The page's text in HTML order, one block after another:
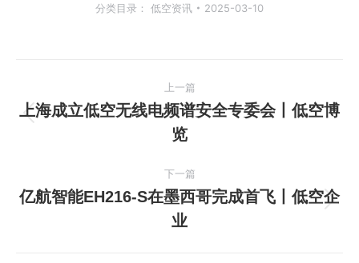
分类目录： 低空资讯 2025-03-10
章
航
上一篇
上
一
篇
文
章：
上海成立低空无线电频谱安全专委会丨低空博
览
下一篇
下
一
亿航智能EH216-S在墨西哥完成首飞丨低空企
业